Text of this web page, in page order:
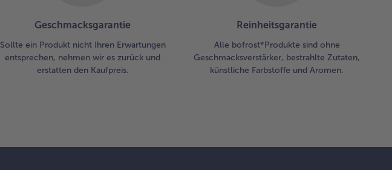
Geschmacksgarantie
Sollte ein Produkt nicht Ihren Erwartungen
entsprechen, nehmen wir es zurück und
erstatten den Kaufpreis.
Reinheitsgarantie
Alle bofrost*Produkte sind ohne
Geschmacksverstärker, bestrahlte Zutaten,
künstliche Farbstoffe und Aromen.